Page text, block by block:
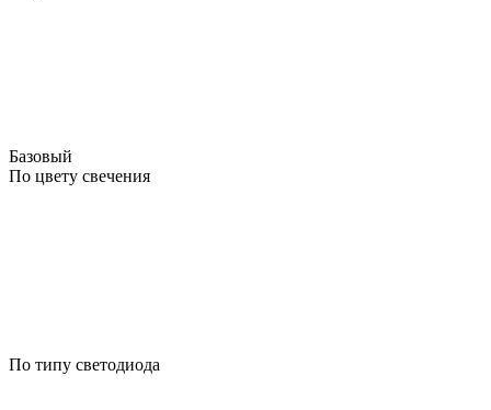
Базовый
По цвету свечения
По типу светодиода